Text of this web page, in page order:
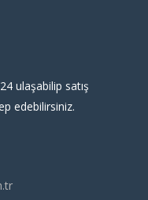
ulaşabilip satış
edebilirsiniz.